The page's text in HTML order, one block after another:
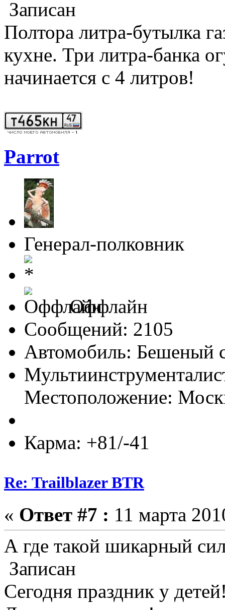
Записан
Полтора литра-бутылка
кухне. Три литра-банка
начинается с 4 литров!
Parrot
Генерал-полковник
Оффлайн
Сообщений: 2105
Автомобиль: Бешеный
Местоположение:
Карма: +81/-41
Re: Trailblazer BTR
« Ответ #7 : 11 марта
А где такой шикарный
Записан
Сегодня праздник у